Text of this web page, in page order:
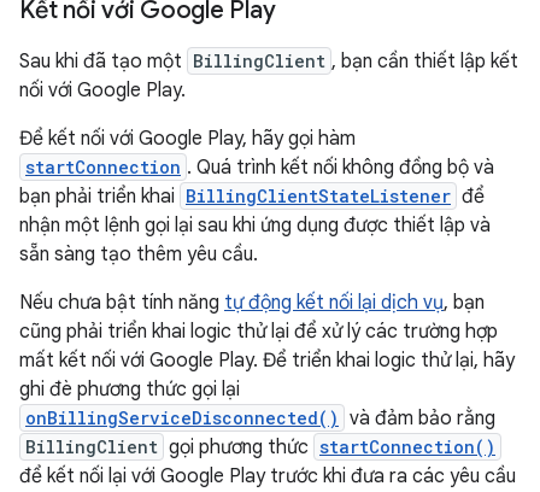
Kết nối với Google Play
Sau khi đã tạo một BillingClient , bạn cần thiết lập kết
nối với Google Play.
Để kết nối với Google Play, hãy gọi hàm
startConnection . Quá trình kết nối không đồng bộ và
bạn phải triển khai BillingClientStateListener để
nhận một lệnh gọi lại sau khi ứng dụng được thiết lập và
sẵn sàng tạo thêm yêu cầu.
Nếu chưa bật tính năng tự động kết nối lại dịch vụ, bạn
cũng phải triển khai logic thử lại để xử lý các trường hợp
mất kết nối với Google Play. Để triển khai logic thử lại, hãy
ghi đè phương thức gọi lại
onBillingServiceDisconnected() và đảm bảo rằng
BillingClient gọi phương thức startConnection()
để kết nối lại với Google Play trước khi đưa ra các yêu cầu